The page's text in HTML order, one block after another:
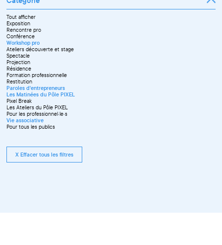
Avril
Mai
Juin
Septembre
Octobre
Novembre
Tout afficher
Exposition
Rencontre pro
Conférence
Workshop pro
Ateliers découverte et stage
Spectacle
Projection
Résidence
Formation professionnelle
Restitution
Paroles d'entrepreneurs
Les Matinées du Pôle PIXEL
Pixel Break
Les Ateliers du Pôle PIXEL
Pour les professionnel·le·s
Vie associative
Pour tous les publics
X Effacer tous les filtres